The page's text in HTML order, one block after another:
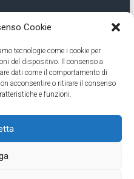
Cookie
tecnologie come i cookie per
del dispositivo. Il consenso a
dati come il comportamento di
acconsentire o ritirare il consenso
e funzioni.
porte pronto intervento 24
Powered by